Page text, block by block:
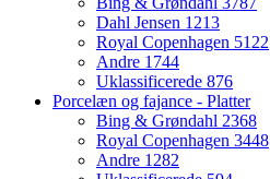
Dahl Jensen 1213
Royal Copenhagen 5122
Andre 1744
Uklassificerede 876
Porcelæn og fajance - Platter
Bing & Grøndahl 2368
Royal Copenhagen 3448
Andre 1282